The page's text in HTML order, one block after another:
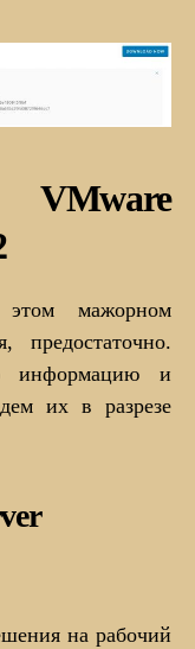
VMware
мажорном
предостаточно.
информацию и
их в разрезе
на рабочий